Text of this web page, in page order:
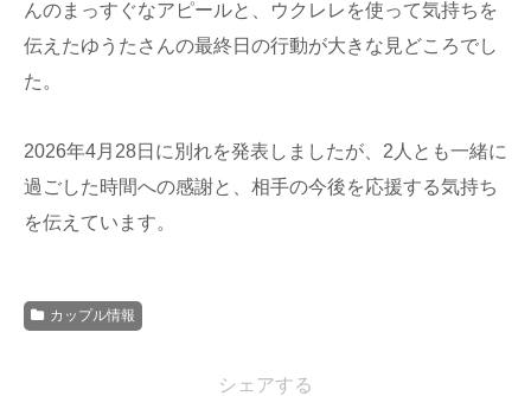
んのまっすぐなアピールと、ウクレレを使って気持ちを
伝えたゆうたさんの最終日の行動が大きな見どころでし
た。
2026年4月28日に別れを発表しましたが、2人とも一緒に
過ごした時間への感謝と、相手の今後を応援する気持ち
を伝えています。
カップル情報
シェアする